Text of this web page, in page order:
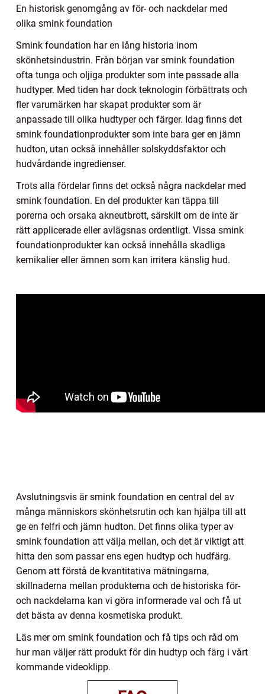
En historisk genomgång av för- och nackdelar med
olika smink foundation
Smink foundation har en lång historia inom
skönhetsindustrin. Från början var smink foundation
ofta tunga och oljiga produkter som inte passade alla
hudtyper. Med tiden har dock teknologin förbättrats och
fler varumärken har skapat produkter som är
anpassade till olika hudtyper och färger. Idag finns det
smink foundationprodukter som inte bara ger en jämn
hudton, utan också innehåller solskyddsfaktor och
hudvårdande ingredienser.
Trots alla fördelar finns det också några nackdelar med
smink foundation. En del produkter kan täppa till
porerna och orsaka akneutbrott, särskilt om de inte är
rätt applicerade eller avlägsnas ordentligt. Vissa smink
foundationprodukter kan också innehålla skadliga
kemikalier eller ämnen som kan irritera känslig hud.
Avslutningsvis är smink foundation en central del av
många människors skönhetsrutin och kan hjälpa till att
ge en felfri och jämn hudton. Det finns olika typer av
smink foundation att välja mellan, och det är viktigt att
hitta den som passar ens egen hudtyp och hudfärg.
Genom att förstå de kvantitativa mätningarna,
skillnaderna mellan produkterna och de historiska för-
och nackdelarna kan vi göra informerade val och få ut
det bästa av denna kosmetiska produkt.
Läs mer om smink foundation och få tips och råd om
hur man väljer rätt produkt för din hudtyp och färg i vårt
kommande videoklipp.